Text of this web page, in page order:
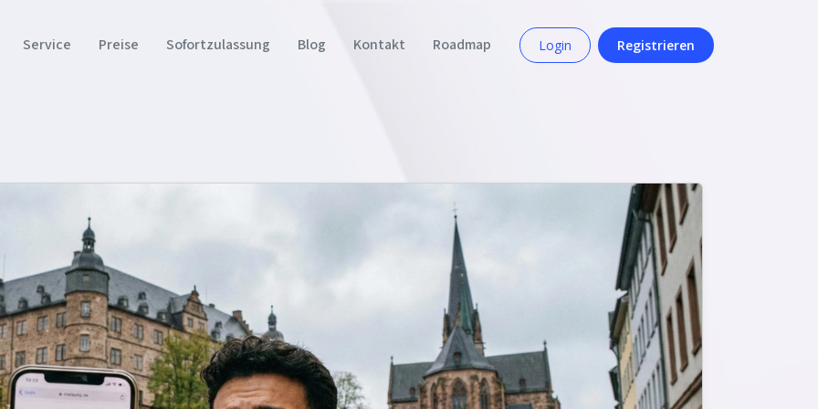
Service Preise Sofortzulassung Blog Kontakt Roadmap Login Registrieren